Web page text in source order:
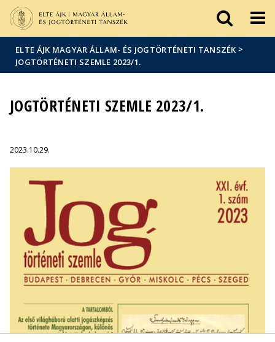
Hírek
Események
ELTE a
sajtóban
ELTE ÁJK MAGYAR ÁLLAM- ÉS JOGTÖRTÉNETI TANSZÉK >
JOGTÖRTÉNETI SZEMLE 2023/1.
JOGTÖRTÉNETI SZEMLE 2023/1.
2023.10.29.